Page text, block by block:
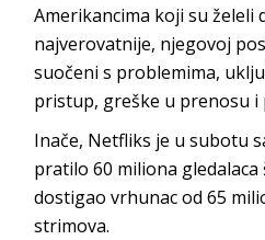
Amerikancima koji su želeli
najverovatnije, njegovoj
suočeni s problemima,
pristup, greške u prenosu i
Inače, Netfliks je u subotu
pratilo 60 miliona gledalaca
dostigao vrhunac od 65
strimova.